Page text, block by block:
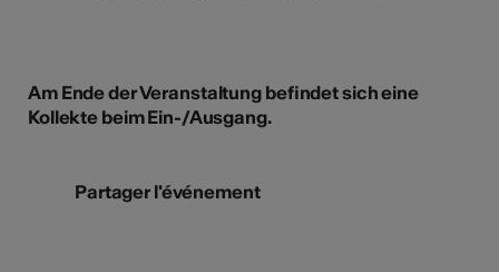
Am Ende der Veranstaltung befindet sich eine
Kollekte beim Ein-/Ausgang.
Partager l'événement